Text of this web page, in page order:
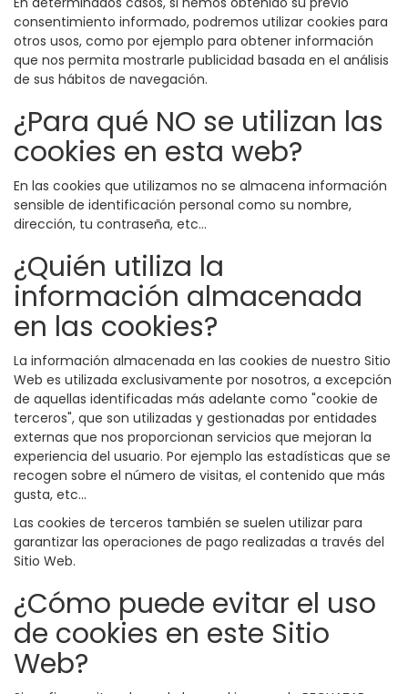
consentimiento informado, podremos utilizar cookies para
otros usos, como por ejemplo para obtener información
que nos permita mostrarle publicidad basada en el análisis
de sus hábitos de navegación.
¿Para qué NO se utilizan las
cookies en esta web?
En las cookies que utilizamos no se almacena información
sensible de identificación personal como su nombre,
dirección, tu contraseña, etc...
¿Quién utiliza la
información almacenada
en las cookies?
La información almacenada en las cookies de nuestro Sitio
Web es utilizada exclusivamente por nosotros, a excepción
de aquellas identificadas más adelante como "cookie de
terceros", que son utilizadas y gestionadas por entidades
externas que nos proporcionan servicios que mejoran la
experiencia del usuario. Por ejemplo las estadísticas que se
recogen sobre el número de visitas, el contenido que más
gusta, etc...
Las cookies de terceros también se suelen utilizar para
garantizar las operaciones de pago realizadas a través del
Sitio Web.
¿Cómo puede evitar el uso
de cookies en este Sitio
Web?